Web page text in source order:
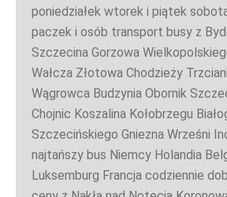
poniedziałek wtorek i piątek
paczek i osób transport busy z
Szczecina Gorzowa
Wałcza Złotowa Chodzieży
Wągrowca Budzynia Obornik
Chojnic Koszalina Kołobrzegu
Szczecińskiego Gniezna Wrześni
najtańszy bus Niemcy Holandia
Luksemburg Francja codziennie